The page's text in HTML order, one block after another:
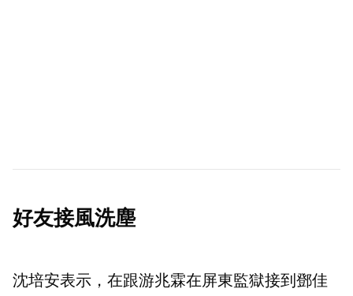
好友接風洗塵
沈培安表示，在跟游兆霖在屏東監獄接到鄧佳